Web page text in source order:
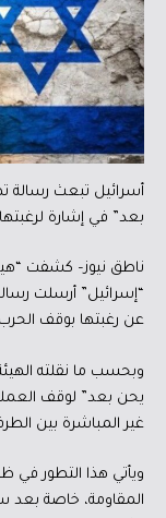
أسرائيل تبعث رسالة
بعد” في إشارة
ناطق نيوز– كشفت “هيئة
“إسرائيل” أرسلت
عن رغبتها بوقف
وبحسب ما نقلته
يحن بعد” لوقف
غير المباشرة بين
ويأتي هذا التطور في
المقاومة، خاصة بعد